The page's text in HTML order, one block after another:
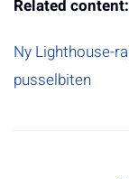
Related content:
Ny Lighthouse-
pusselbiten